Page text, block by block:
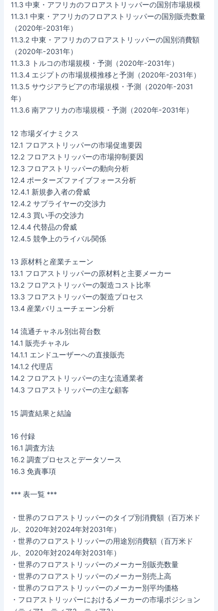
11.3 中東・アフリカのフロアストリッパーの国別市場規模
11.3.1 中東・アフリカのフロアストリッパーの国別販売数量
（2020年-2031年）
11.3.2 中東・アフリカのフロアストリッパーの国別消費額
（2020年-2031年）
11.3.3 トルコの市場規模・予測（2020年-2031年）
11.3.4 エジプトの市場規模推移と予測（2020年-2031年）
11.3.5 サウジアラビアの市場規模・予測（2020年-2031
年）
11.3.6 南アフリカの市場規模・予測（2020年-2031年）
12 市場ダイナミクス
12.1 フロアストリッパーの市場促進要因
12.2 フロアストリッパーの市場抑制要因
12.3 フロアストリッパーの動向分析
12.4 ポーターズファイブフォース分析
12.4.1 新規参入者の脅威
12.4.2 サプライヤーの交渉力
12.4.3 買い手の交渉力
12.4.4 代替品の脅威
12.4.5 競争上のライバル関係
13 原材料と産業チェーン
13.1 フロアストリッパーの原材料と主要メーカー
13.2 フロアストリッパーの製造コスト比率
13.3 フロアストリッパーの製造プロセス
13.4 産業バリューチェーン分析
14 流通チャネル別出荷台数
14.1 販売チャネル
14.1.1 エンドユーザーへの直接販売
14.1.2 代理店
14.2 フロアストリッパーの主な流通業者
14.3 フロアストリッパーの主な顧客
15 調査結果と結論
16 付録
16.1 調査方法
16.2 調査プロセスとデータソース
16.3 免責事項
*** 表一覧 ***
・世界のフロアストリッパーのタイプ別消費額（百万米ド
ル、2020年対2024年対2031年）
・世界のフロアストリッパーの用途別消費額（百万米ド
ル、2020年対2024年対2031年）
・世界のフロアストリッパーのメーカー別販売数量
・世界のフロアストリッパーのメーカー別売上高
・世界のフロアストリッパーのメーカー別平均価格
・フロアストリッパーにおけるメーカーの市場ポジション